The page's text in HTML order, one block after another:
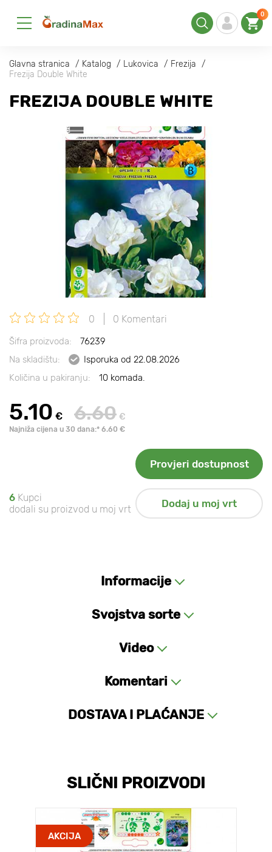
0
Glavna stranica Katalog Lukovica
Frezija
Frezija Double White
FREZIJA DOUBLE WHITE
0 0 Komentari
Šifra proizvoda:
76239
Na skladištu:
Isporuka od 22.08.2026
Količina u pakiranju:
10 komada.
5.10 € 6.60 €
Najniža cijena u 30 dana:* 6.60 €
Provjeri dostupnost
6 Kupci
dodali su proizvod u moj vrt
Dodaj u moj vrt
Informacije
Svojstva sorte
Video
Komentari
DOSTAVA I PLAĆANJE
SLIČNI PROIZVODI
AKCIJA